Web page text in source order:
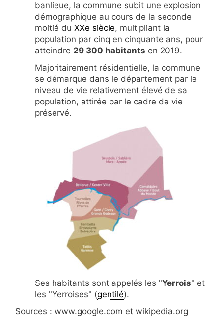
banlieue, la commune subit une explosion
démographique au cours de la seconde
moitié du XXe siècle, multipliant la
population par cinq en cinquante ans, pour
atteindre 29 300 habitants en 2019.
Majoritairement résidentielle, la commune
se démarque dans le département par le
niveau de vie relativement élevé de sa
population, attirée par le cadre de vie
préservé.
Ses habitants sont appelés les "Yerrois" et
les "Yerroises" (gentilé).
Sources : www.google.com et wikipedia.org